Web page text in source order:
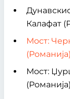
Калафат
Мост:
(Романија)
Мост:
(Романија)